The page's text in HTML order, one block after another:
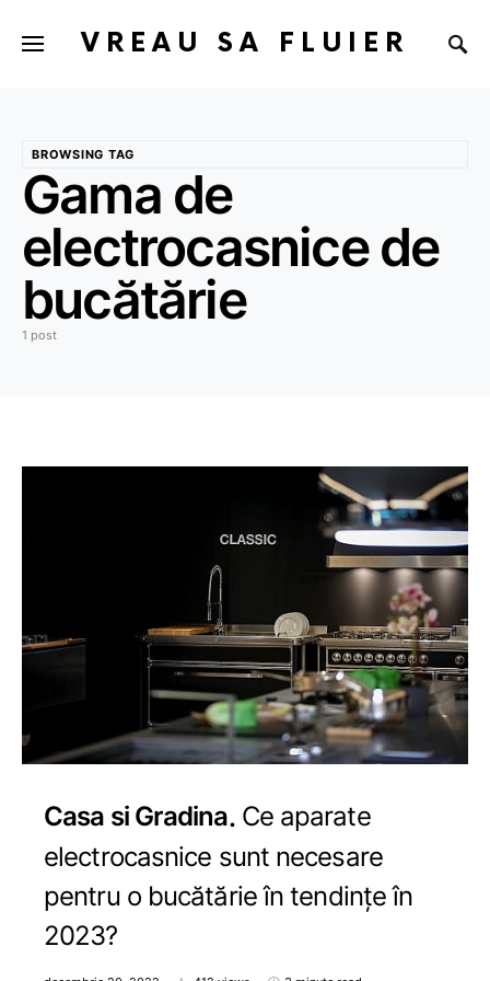
VREAU SA FLUIER
BROWSING TAG
Gama de
electrocasnice de
bucătărie
1 post
Casa si Gradina Ce aparate
electrocasnice sunt necesare
pentru o bucătărie în tendințe în
2023?